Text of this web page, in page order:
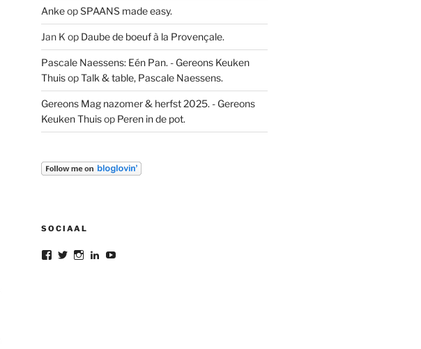
AnkeopSPAANS made easy.
Jan K op Daube de boeuf à la Provençale.
Pascale Naessens: Eén Pan. - Gereons Keuken
ThuisopTalk & table, Pascale Naessens.
Gereons Mag nazomer & herfst 2025. - Gereons
Keuken Thuisop Peren in de pot.
SOCIAAL
BekijkBekijkBekijkBekijkBekijk